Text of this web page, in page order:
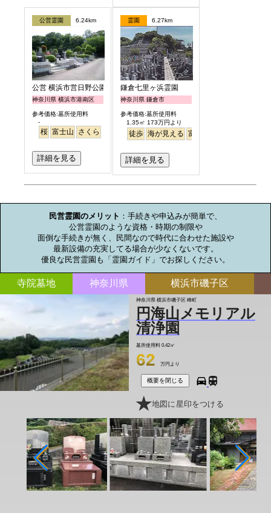
公営霊園 6.24km
公営 横浜市営日野公園墓地
神奈川県 横浜市港南区
参考価格:墓所使用料
-
桜 富士山 さくら
詳細を見る
霊園 6.27km
鎌倉七里ヶ浜霊園
神奈川県 鎌倉市
参考価格:墓所使用料
1.35㎡ 173万円より
徒歩 海が見える 富士山
詳細を見る
民営霊園のメリット ：手続きや申込みが簡単で、
公営霊園のような資格・時期の制限や
面倒な手続きが無く、民間なので時代に合わせた施設や
最新設備の充実してる場合が少なくないです。
優良な民営霊園も「霊園ガイド」でお探しください。
寺院墓地 神奈川県 横浜市磯子区
神奈川県 横浜市磯子区 峰町
円海山メモリアル
清浄園
墓所使用料 0.42㎡
62 万円より
概要を閉じる
地図に星印をつける